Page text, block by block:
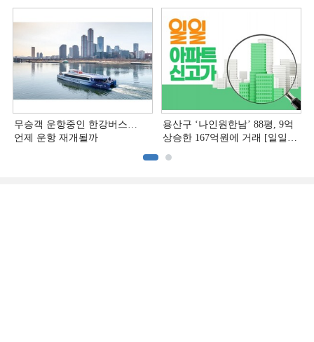
무승객 운항중인 한강버스…
언제 운항 재개될까
용산구 ‘나인원한남’ 88평, 9억
상승한 167억원에 거래 [일일